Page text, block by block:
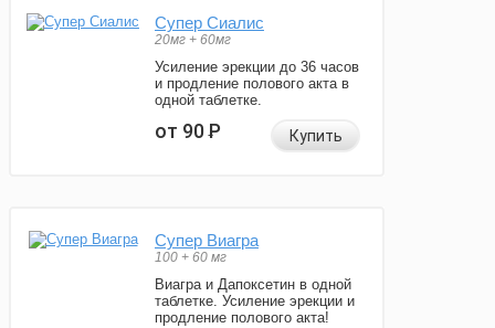
Супер Сиалис
20мг + 60мг
Усиление эрекции до 36 часов
и продление полового акта в
одной таблетке.
от 90Р Купить
Супер Виагра
100 + 60 мг
Виагра и Дапоксетин в одной
таблетке. Усиление эрекции и
продление полового акта!